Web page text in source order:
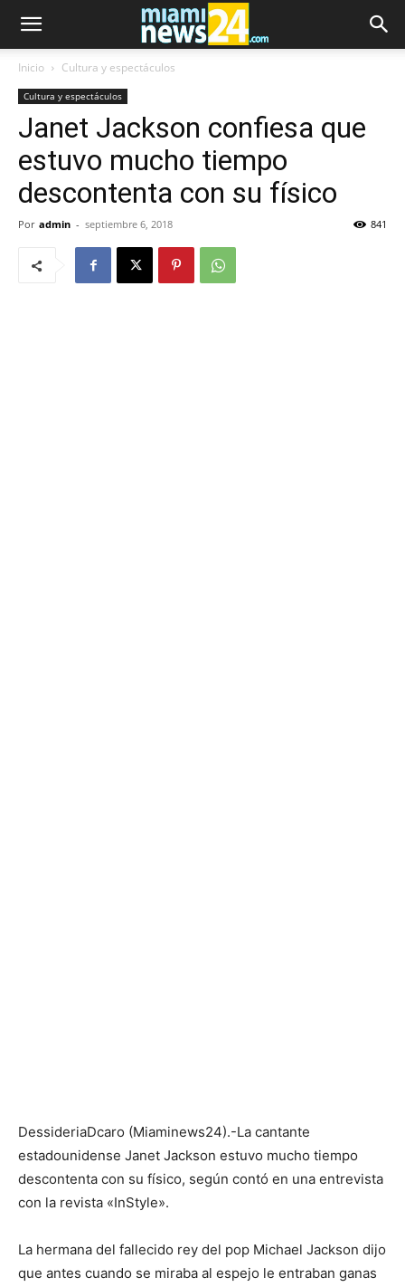
Inicio Cultura y espectáculos
Cultura y espectáculos
Janet Jackson confiesa que
estuvo mucho tiempo
descontenta con su físico
Por admin - septiembre 6, 2018 841
DessideriaDcaro (Miaminews24).-La cantante
estadounidense Janet Jackson estuvo mucho tiempo
descontenta con su físico, según contó en una entrevista
con la revista «InStyle».
La hermana del fallecido rey del pop Michael Jackson dijo
que antes cuando se miraba al espejo le entraban ganas